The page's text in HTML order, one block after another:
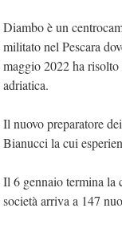
Diambo è un
militato nel Pescara
maggio 2022 ha risolto
adriatica.
Il nuovo preparatore
Bianucci la cui
Il 6 gennaio termina la
società arriva a 147